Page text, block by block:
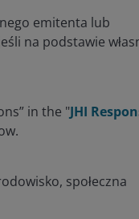
emitenta lub
na podstawie
in the "JHI
społeczna